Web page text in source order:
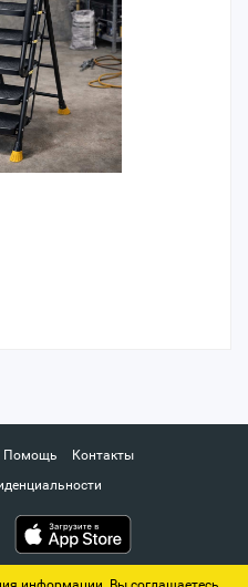
Помощь
Контакты